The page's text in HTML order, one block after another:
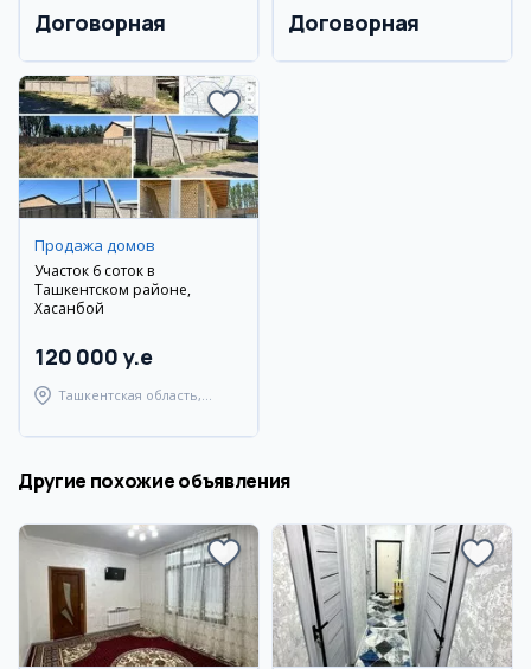
Договорная Договорная
Продажа домов
Участок 6 соток в
Ташкентском районе,
Хасанбой
120 000 y.e
Ташкентская область,
Другие похожие объявления